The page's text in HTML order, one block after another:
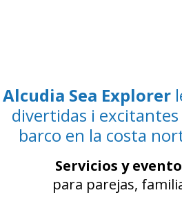
Alcudia Sea Explorer
divertidas i
barco en la costa
Servicios y
para parejas,